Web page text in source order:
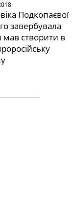
Подкопаєвої
завербувала
мав створити в